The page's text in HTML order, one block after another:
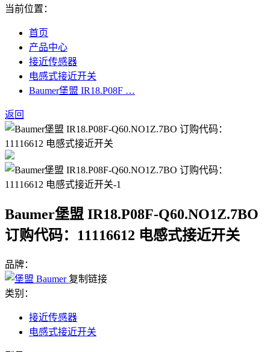
当前位置：
首页
产品中心
接近传感器
电感式接近开关
Baumer堡盟 IR18.P08F …
返回
Baumer堡盟 IR18.P08F-Q60.NO1Z.7BO
订购代码：11116612 电感式接近开关
品牌：
复制链接
类别：
接近传感器
电感式接近开关